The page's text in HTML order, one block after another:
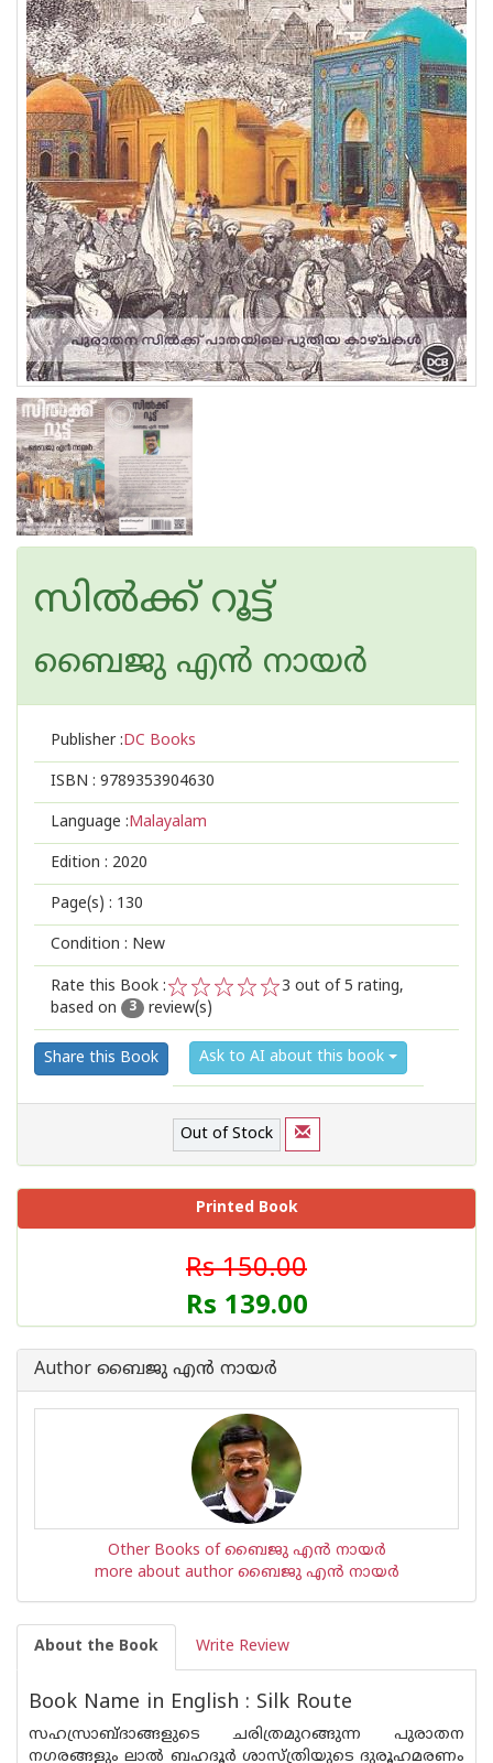
സില്‍ക്ക് റൂട്ട്
ബൈജു എന്‍ നായര്‍
Publisher :DC Books
ISBN : 9789353904630
Language :Malayalam
Edition : 2020
Page(s) : 130
Condition : New
Rate this Book :
2
1
3 out of 5 rating,
based on
3 review(s)
Share this Book Ask to AI about this book
Out of Stock
Printed Book
Rs 150.00
Rs 139.00
Author ബൈജു എന്‍ നായര്‍
Other Books of ബൈജു എന്‍ നായര്‍
more about author ബൈജു എന്‍ നായര്‍
About the Book Write Review
Book Name in English : Silk Route
സഹസ്രാബ്ദാങ്ങളുടെ ചരിത്രമുറങ്ങുന്ന പുരാതന
നഗരങ്ങളും ലാല്‍ ബഹദൂര്‍ ശാസ്ത്രിയുടെ ദുരൂഹമരണം